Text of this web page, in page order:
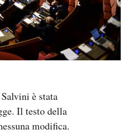
è stata
Il testo della
modifica.